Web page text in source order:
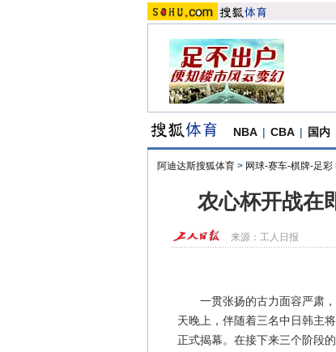
NBA | CBA | 国内
阿迪达斯搜狐体育 > 网球-赛车-棋牌-足彩
农心杯开战在
来源： 工人日报
一贯张扬的古力面容严肃，
天晚上，伴随着三名中日韩主
正式揭幕。在接下来三个阶段